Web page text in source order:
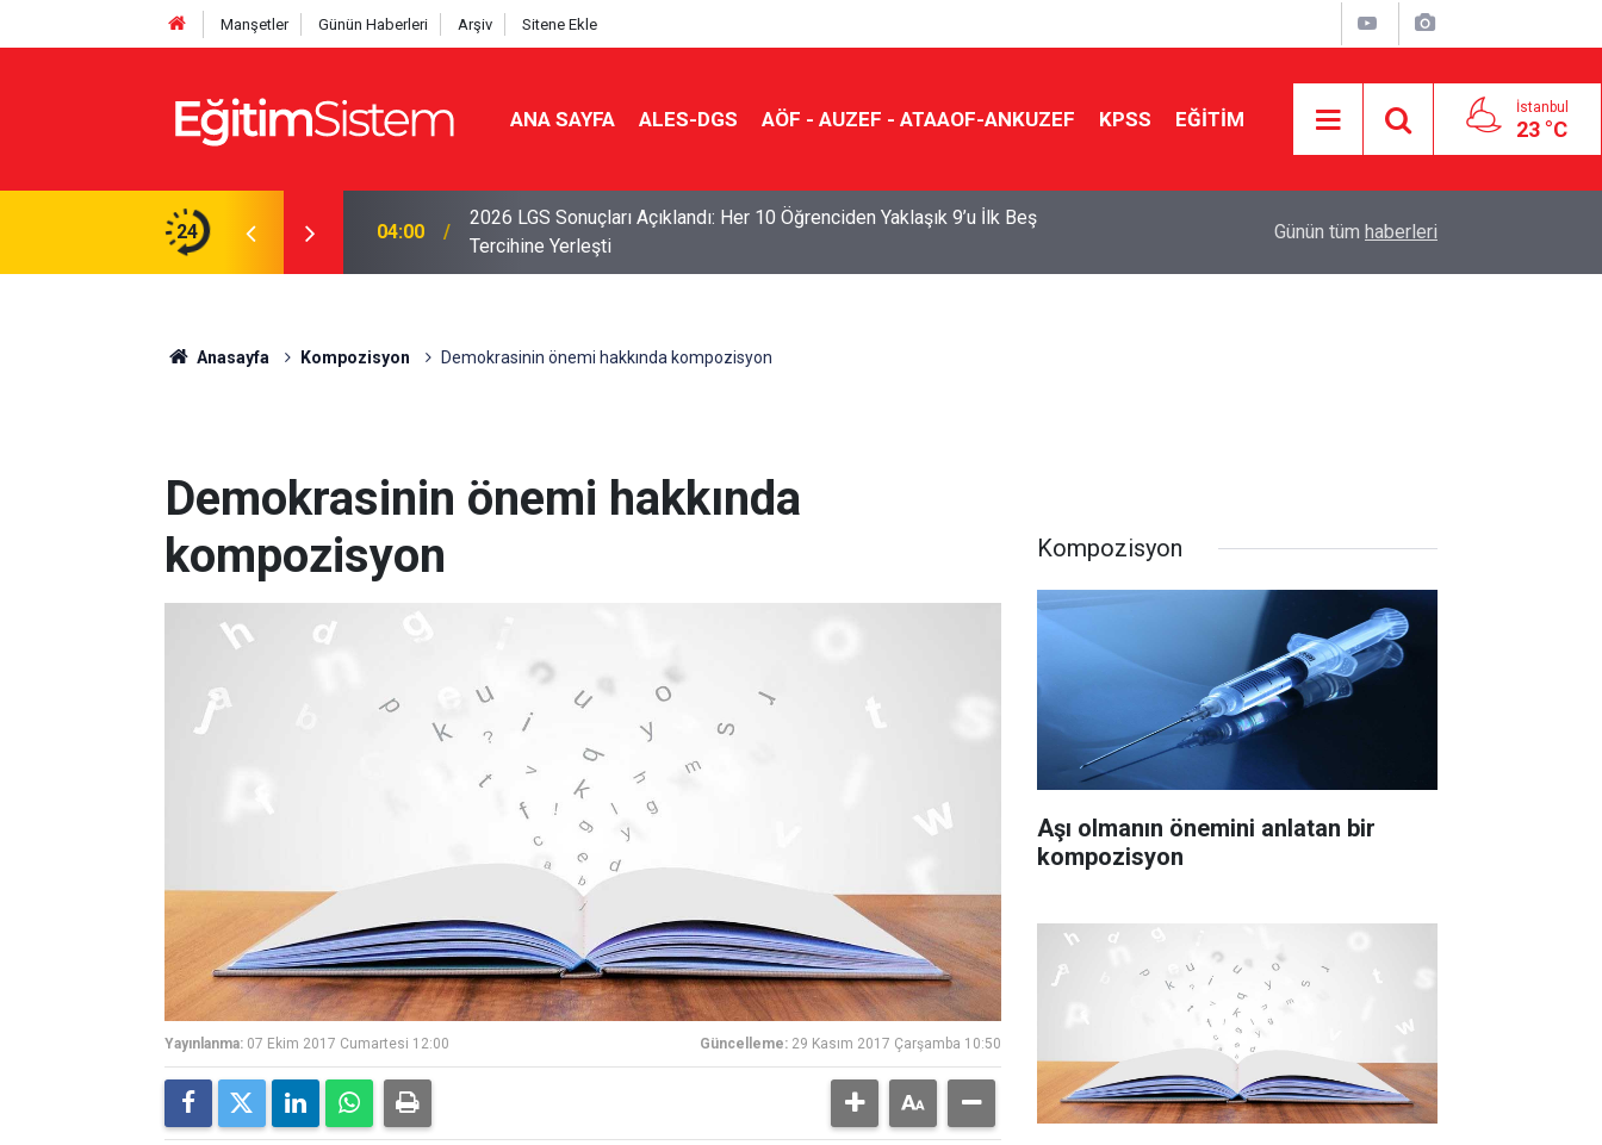
Manşetler Günün Haberleri Arşiv Sitene Ekle
ANA SAYFA ALES-DGS AÖF - AUZEF - ATAAOF-ANKUZEF KPSS EĞİTİM İstanbul
23 °C
24
Sınavla Alan Liseler Yüzde 95,76
04:00
2026 LGS Sonuçları Açıklandı: Her 10 Öğrenciden Yaklaşık 9’u İlk Beş
Tercihine Yerleşti
Yönlendiriyor?
Günün tüm haberleri
Anasayfa Kompozisyon Demokrasinin önemi hakkında kompozisyon
Demokrasinin önemi hakkında
kompozisyon
Yayınlanma: 07 Ekim 2017 Cumartesi 12:00 Güncelleme: 29 Kasım 2017 Çarşamba 10:50
Kompozisyon
Aşı olmanın önemini anlatan bir
kompozisyon